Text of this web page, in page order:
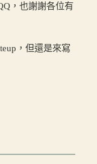
，也謝謝各位有
，但還是來寫